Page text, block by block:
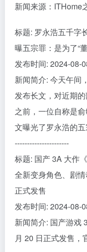
新闻来源：ITHome
标题: 罗永浩五千字
曝五宗罪：是为了“
发布时间: 2024-08-
新闻简介: 今天午间
发布长文，对近期
之前，一位自称是
文曝光了罗永浩的五
----------------------
标题: 国产 3A 大作
全新变身角色、剧
正式发售
发布时间: 2024-08-
新闻简介: 国产游戏
月 20 日正式发售，